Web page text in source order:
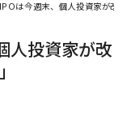
は今週末、個人投資家が改
人投資家が改